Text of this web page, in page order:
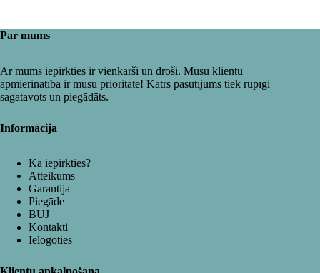
Par mums
Ar mums iepirkties ir vienkārši un droši. Mūsu klientu
apmierinātība ir mūsu prioritāte! Katrs pasūtījums tiek rūpīgi
sagatavots un piegādāts.
Informācija
Kā iepirkties?
Atteikums
Garantija
Piegāde
BUJ
Kontakti
Ielogoties